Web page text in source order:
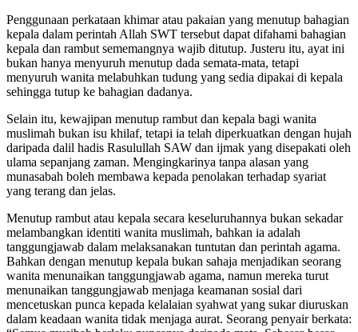
Penggunaan perkataan khimar atau pakaian yang menutup bahagian
kepala dalam perintah Allah SWT tersebut dapat difahami bahagian
kepala dan rambut sememangnya wajib ditutup. Justeru itu, ayat ini
bukan hanya menyuruh menutup dada semata-mata, tetapi
menyuruh wanita melabuhkan tudung yang sedia dipakai di kepala
sehingga tutup ke bahagian dadanya.
Selain itu, kewajipan menutup rambut dan kepala bagi wanita
muslimah bukan isu khilaf, tetapi ia telah diperkuatkan dengan hujah
daripada dalil hadis Rasulullah SAW dan ijmak yang disepakati oleh
ulama sepanjang zaman. Mengingkarinya tanpa alasan yang
munasabah boleh membawa kepada penolakan terhadap syariat
yang terang dan jelas.
Menutup rambut atau kepala secara keseluruhannya bukan sekadar
melambangkan identiti wanita muslimah, bahkan ia adalah
tanggungjawab dalam melaksanakan tuntutan dan perintah agama.
Bahkan dengan menutup kepala bukan sahaja menjadikan seorang
wanita menunaikan tanggungjawab agama, namun mereka turut
menunaikan tanggungjawab menjaga keamanan sosial dari
mencetuskan punca kepada kelalaian syahwat yang sukar diuruskan
dalam keadaan wanita tidak menjaga aurat. Seorang penyair berkata: